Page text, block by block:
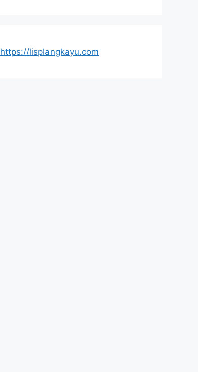
https://lisplangkayu.com